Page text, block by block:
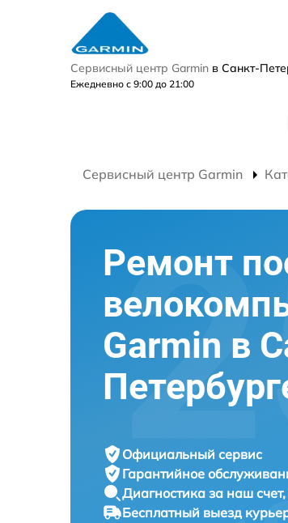
Сервисный центр Garmin в Санкт-
Ежедневно с 9:00 до 21:00
Сервисный центр Garmin
Ремонт
Garmin в
Официальный сервис
Гарантийное
Диагностика за наш счет,
Бесплатный выезд